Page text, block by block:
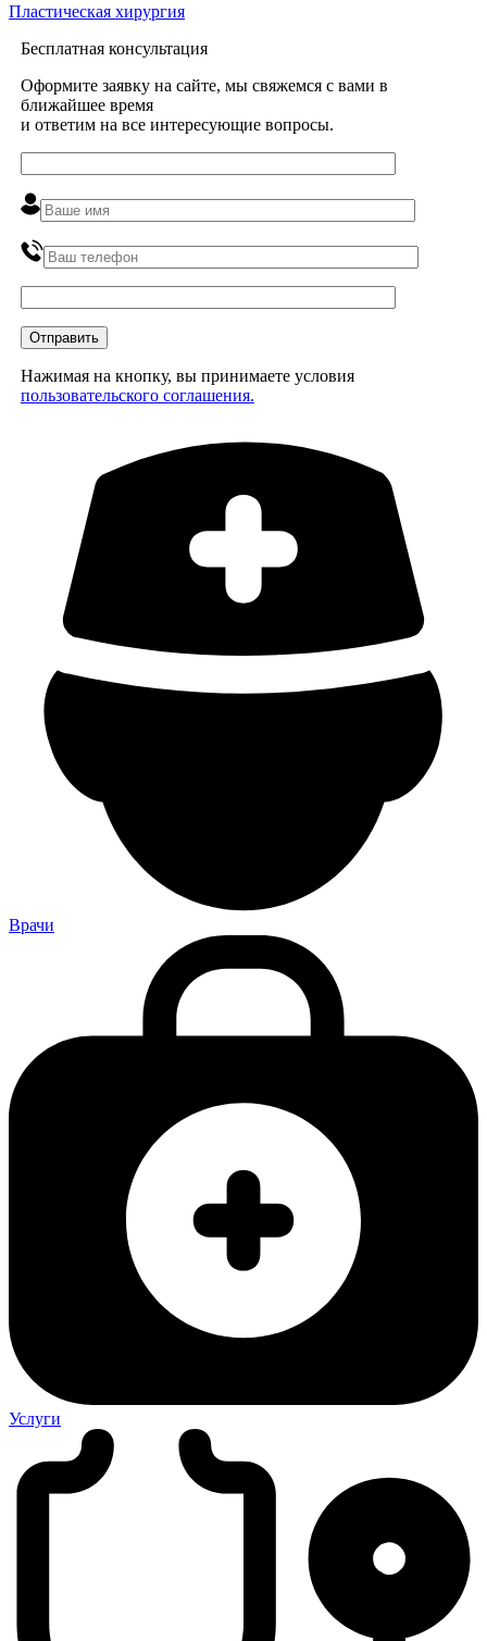
Пластическая хирургия
Бесплатная консультация
Оформите заявку на сайте, мы свяжемся с вами в
ближайшее время
и ответим на все интересующие вопросы.
Нажимая на кнопку, вы принимаете условия
пользовательского соглашения.
Врачи
Услуги